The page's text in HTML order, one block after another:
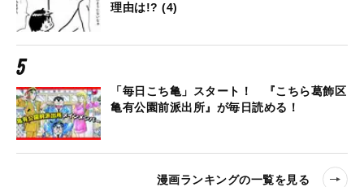
理由は!? (4)
「毎日こち亀」スタート！ 『こちら葛飾区
亀有公園前派出所』が毎日読める！
漫画ランキングの一覧を見る